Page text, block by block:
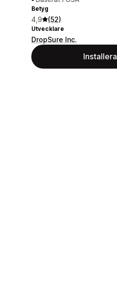
Betyg
4,9 (52)
Utvecklare
DropSure Inc.
Installera